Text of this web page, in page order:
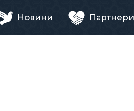
Новини Партнери